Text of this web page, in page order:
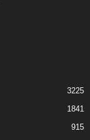
3225
1841
915